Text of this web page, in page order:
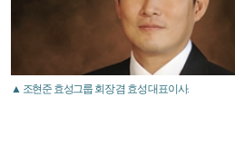
▲ 조현준 효성그룹 회장 겸 효성 대표이사.